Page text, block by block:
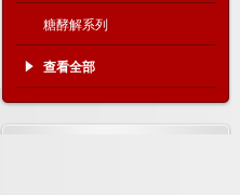
糖酵解系列
查看全部